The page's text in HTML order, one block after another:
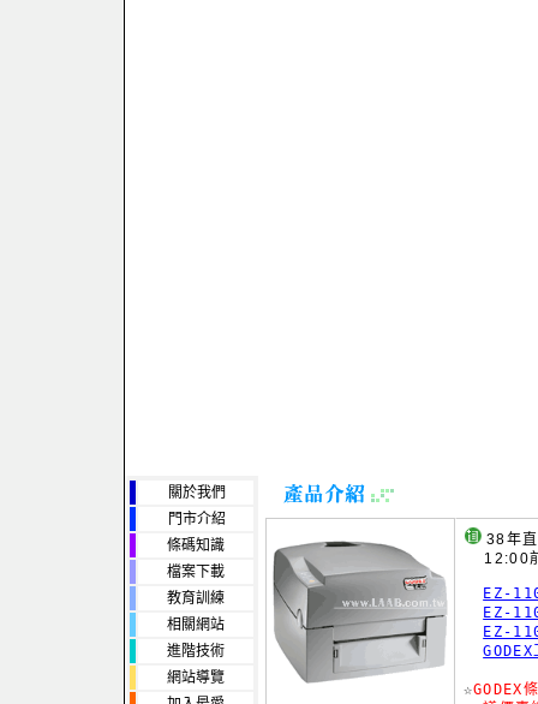
關於我們
門市介紹
條碼知識
檔案下載
教育訓練
相關網站
進階技術
網站導覽
38年直
12:00前
EZ-
EZ-
EZ-
☆GODEX